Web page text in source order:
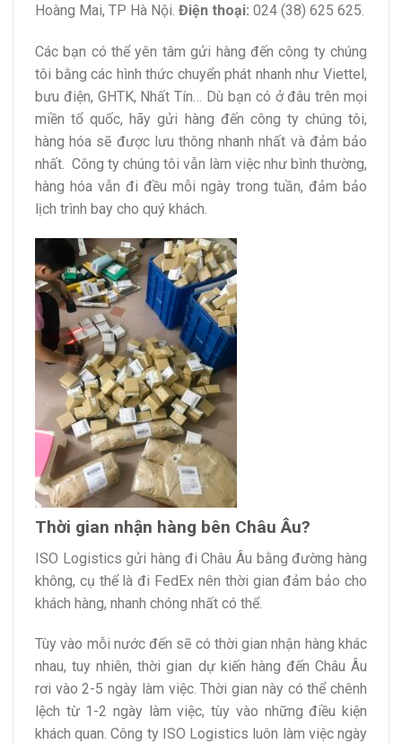
Hoàng Mai, TP Hà Nội. Điện thoại: 024 (38) 625 625.
Các bạn có thể yên tâm gửi hàng đến công ty chúng
tôi bằng các hình thức chuyển phát nhanh như Viettel,
bưu điện, GHTK, Nhất Tín… Dù bạn có ở đâu trên mọi
miền tổ quốc, hãy gửi hàng đến công ty chúng tôi,
hàng hóa sẽ được lưu thông nhanh nhất và đảm bảo
nhất. Công ty chúng tôi vẫn làm việc như bình thường,
hàng hóa vẫn đi đều mỗi ngày trong tuần, đảm bảo
lịch trình bay cho quý khách.
Thời gian nhận hàng bên Châu Âu?
ISO Logistics gửi hàng đi Châu Âu bằng đường hàng
không, cụ thể là đi FedEx nên thời gian đảm bảo cho
khách hàng, nhanh chóng nhất có thể.
Tùy vào mỗi nước đến sẽ có thời gian nhận hàng khác
nhau, tuy nhiên, thời gian dự kiến hàng đến Châu Âu
rơi vào 2-5 ngày làm việc. Thời gian này có thể chênh
lệch từ 1-2 ngày làm việc, tùy vào những điều kiện
khách quan. Công ty ISO Logistics luôn làm việc ngày